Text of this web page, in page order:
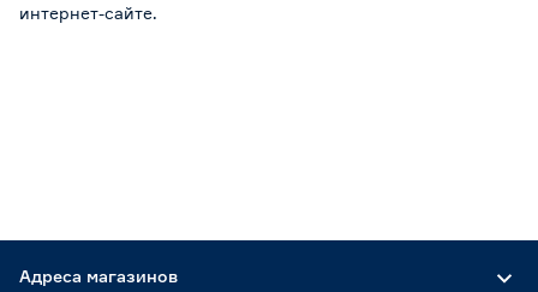
интернет-сайте.
Адреса магазинов